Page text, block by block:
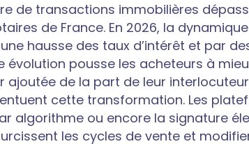
de transactions immobilières
de France. En 2026, la
hausse des taux d’intérêt et par
évolution pousse les acheteurs à
de la part de leur
cette transformation. Les
algorithme ou encore la signature
les cycles de vente et